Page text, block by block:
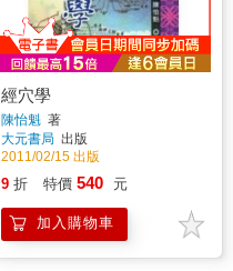
經穴學
陳怡魁 著
大元書局 出版
2011/02/15 出版
9 折 特價 540 元
加入購物車